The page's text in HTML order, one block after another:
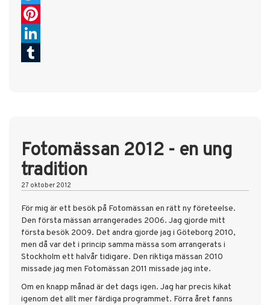
Twitter
Pinterest
LinkedIn
Fotomässan 2012 - en ung
tradition
27 oktober 2012
För mig är ett besök på Fotomässan en rätt ny företeelse.
Den första mässan arrangerades 2006. Jag gjorde mitt
första besök 2009. Det andra gjorde jag i Göteborg 2010,
men då var det i princip samma mässa som arrangerats i
Stockholm ett halvår tidigare. Den riktiga mässan 2010
missade jag men Fotomässan 2011 missade jag inte.
Om en knapp månad är det dags igen. Jag har precis kikat
igenom det allt mer färdiga programmet. Förra året fanns